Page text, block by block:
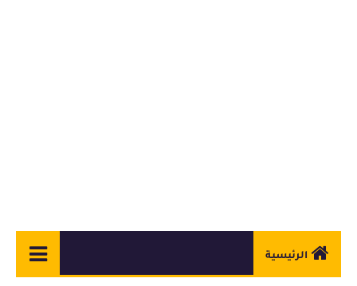
الرئيسية